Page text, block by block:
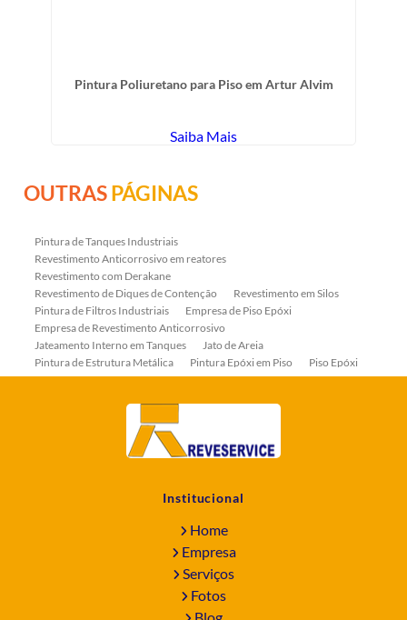
Pintura Poliuretano para Piso em Artur Alvim
Saiba Mais
OUTRASPÁGINAS
Pintura de Tanques Industriais
Revestimento Anticorrosivo em reatores
Revestimento com Derakane
Revestimento de Diques de Contenção
Revestimento em Silos
Pintura de Filtros Industriais
Empresa de Piso Epóxi
Empresa de Revestimento Anticorrosivo
Jateamento Interno em Tanques
Jato de Areia
Pintura de Estrutura Metálica
Pintura Epóxi em Piso
Piso Epóxi
Piso Epóxi Autonivelante
Revestimento E-coat em Serpentinas
Revestimentos Anticorrosivos em Tanques
Revestimentos Anticorrosivos em Trocadores de Calor
Revestimentos em Tanques
Revestimentos Fenólicos
Empresa Jateamento Abrasivo
Jateamento Abrasivo
Jateamento Abrasivo em Bombas
Jateamento Abrasivo Industrial
Jateamento com Granalha de Aço
Jateamento com Microesfera de Vidro
Pintura de Equipamentos Industriais
Institucional
Home
Empresa
Serviços
Fotos
Blog